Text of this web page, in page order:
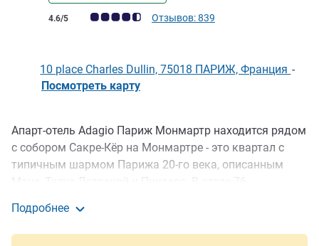
Примечание: отзывы клиентов (Рейтинг ALL)
4.6/5 Отзывов: 839
10 place Charles Dullin, 75018 ПАРИЖ, Франция -
Посмотреть карту
Описание
Апарт-отель Adagio Париж Монмартр находится рядом
с собором Сакре-Кёр на Монмартре - это квартал с
типичным шармом Парижа 20-го века, описанным
независимо от цели вашей поездки. Однако в
апартаментах нет системы охлаждения воздуха, они
Подробнее